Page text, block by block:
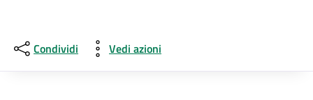
Condividi Vedi azioni